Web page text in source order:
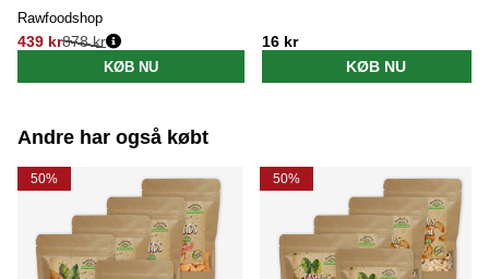
Rawfoodshop
439 kr
Normalpris:
878 kr
KØB NU
16 kr
KØB NU
Andre har også købt
50% 50%